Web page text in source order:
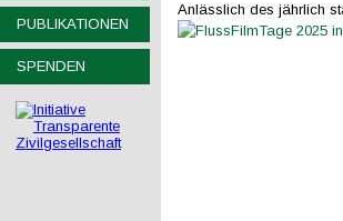
PUBLIKATIONEN
SPENDEN
Anlässlich des jährlich